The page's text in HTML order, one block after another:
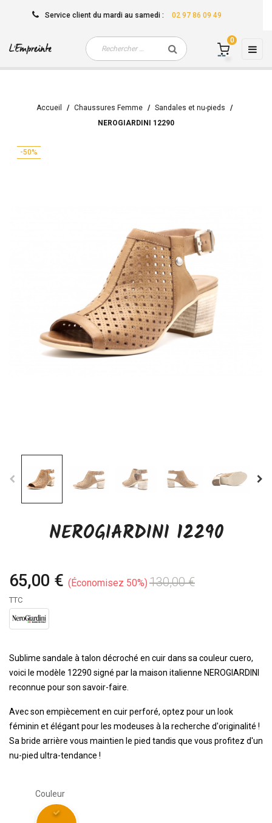
Service client du mardi au samedi : 02 97 86 09 49
☰
0
Accueil Chaussures Femme
Sandales et nu-pieds
NEROGIARDINI 12290
-50%
NEROGIARDINI 12290
65,00 € Économisez 50% 130,00 €
TTC
Sublime sandale à talon décroché en cuir dans sa couleur cuero,
voici le modèle 12290 signé par la maison italienne NEROGIARDINI
reconnue pour son savoir-faire.
Avec son empiècement en cuir perforé, optez pour un look
féminin et élégant pour les modeuses à la recherche d'originalité !
Sa bride arrière vous maintien le pied tandis que vous profitez d'un
nu-pied ultra-tendance !
Couleur